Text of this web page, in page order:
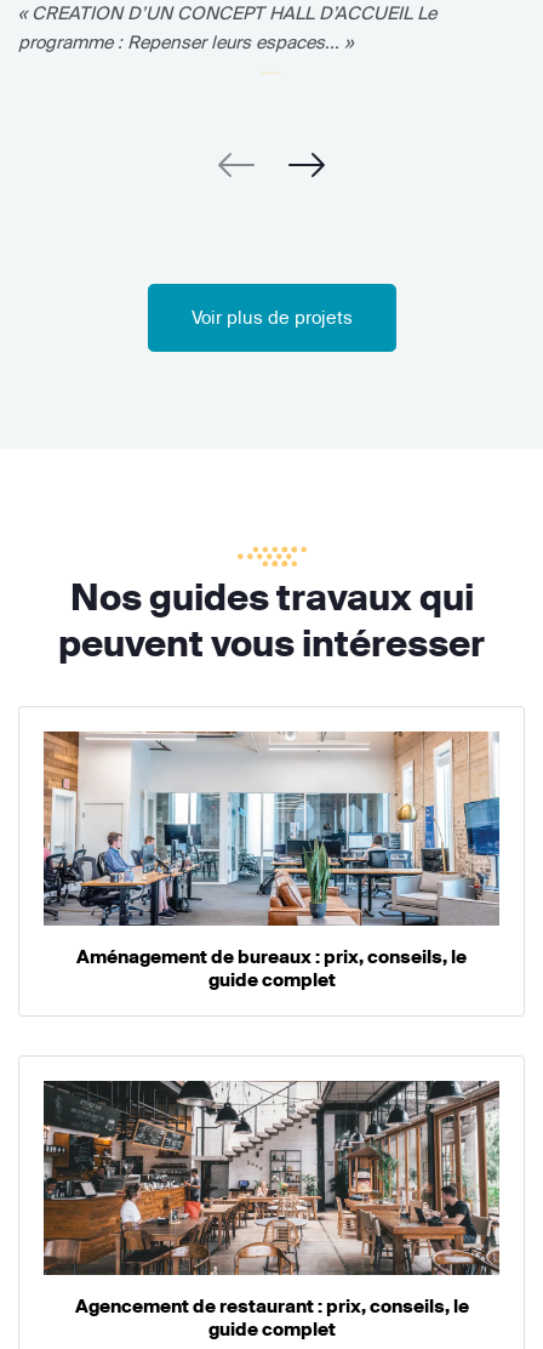
« CREATION D’UN CONCEPT HALL D’ACCUEIL Le
programme : Repenser leurs espaces... »
Voir plus de projets
Nos guides travaux qui
peuvent vous intéresser
Aménagement de bureaux : prix, conseils, le
guide complet
Agencement de restaurant : prix, conseils, le
guide complet